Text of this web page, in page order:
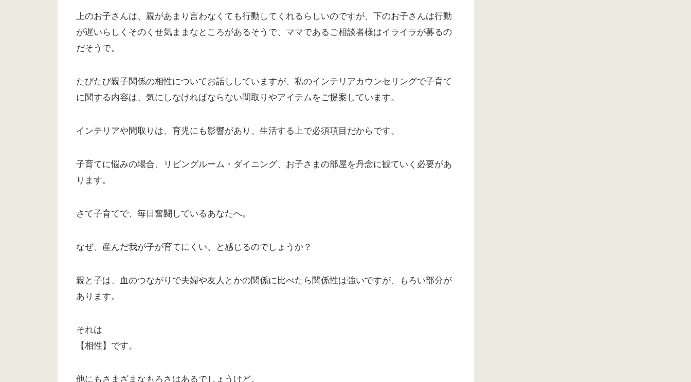
上のお子さんは、親があまり言わなくても行動してくれるらしいのですが、下のお子さんは行動
が遅いらしくそのくせ気ままなところがあるそうで、ママであるご相談者様はイライラが募るの
だそうで。
たびたび親子関係の相性についてお話ししていますが、私のインテリアカウンセリングで子育て
に関する内容は、気にしなければならない間取りやアイテムをご提案しています。
インテリアや間取りは、育児にも影響があり、生活する上で必須項目だからです。
子育てに悩みの場合、リビングルーム・ダイニング、お子さまの部屋を丹念に観ていく必要があ
ります。
さて子育てで、毎日奮闘しているあなたへ。
なぜ、産んだ我が子が育てにくい、と感じるのでしょうか？
親と子は、血のつながりで夫婦や友人とかの関係に比べたら関係性は強いですが、もろい部分が
あります。
それは
【相性】です。
他にもさまざまなもろさはあるでしょうけど。